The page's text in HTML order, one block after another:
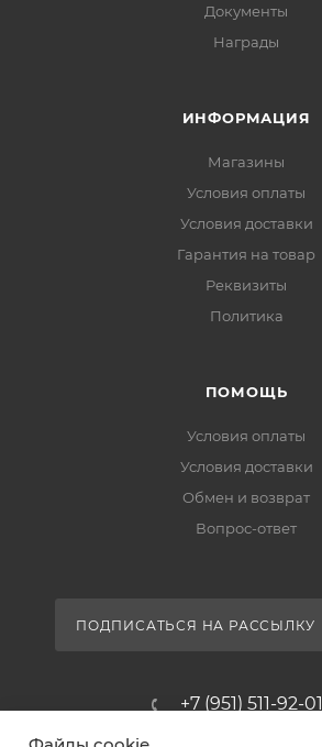
Документы
Награды
ИНФОРМАЦИЯ
Магазины
Условия оплаты
Условия доставки
Гарантия на товар
Реквизиты
Политика
ПОМОЩЬ
Условия оплаты
Условия доставки
Обмен и возврат
Вопрос-ответ
ПОДПИСАТЬСЯ НА РАССЫЛКУ
+7 (951) 511-92-01